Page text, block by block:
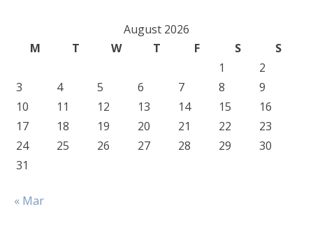
August 2026
M
T W T F S
S
1
2
3
4 5 6 7 8
9
10
11 12 13 14 15
16
17
18 19 20 21 22
23
24
25 26 27 28 29
30
31
« Mar